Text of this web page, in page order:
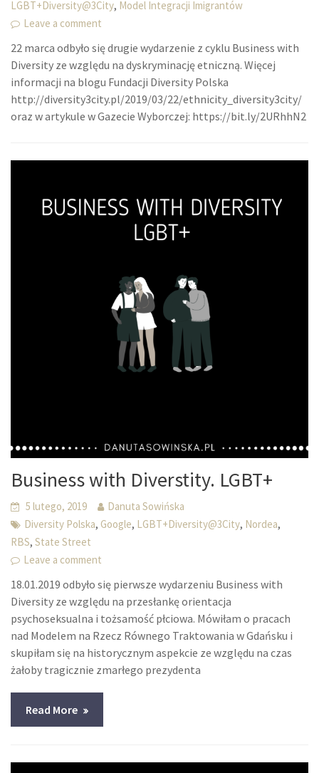
LGBT+Diversity@3City, Model Integracji Imigrantów
Leave a comment
22 marca odbyło się drugie wydarzenie z cyklu Business with
Diversity ze względu na dyskryminację etniczną. Więcej
informacji na blogu Fundacji Diversity Polska
http://diversity3city.pl/2019/03/22/ethnicity_diversity3city/
oraz w artykule w Gazecie Wyborczej: https://bit.ly/2URhhN2
Business with Diverstity. LGBT+
5 lutego, 2019
Danuta Sowińska
Diversity Polska, Google, LGBT+Diversity@3City, Nordea,
RBS,State Street
Leave a comment
18.01.2019 odbyło się pierwsze wydarzeniu Business with
Diversity ze względu na przesłankę orientacja
psychoseksualna i tożsamość płciowa. Mówiłam o pracach
nad Modelem na Rzecz Równego Traktowania w Gdańsku i
skupiłam się na historycznym aspekcie ze względu na czas
żałoby tragicznie zmarłego prezydenta
Read More